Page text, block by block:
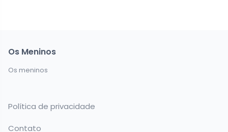
Os Meninos
Os meninos
Política de privacidade
Contato